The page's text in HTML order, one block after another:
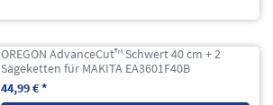
OREGON AdvanceCut™ Schwert 40 cm + 2
Sägeketten für MAKITA EA3601F40B
44,99 € *